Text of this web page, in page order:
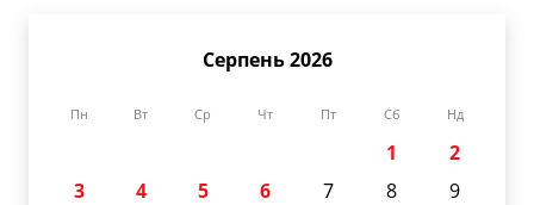
Серпень 2026
Пн Вт Ср Чт Пт Сб Нд
1
2
3
4 5 6 7 8
9